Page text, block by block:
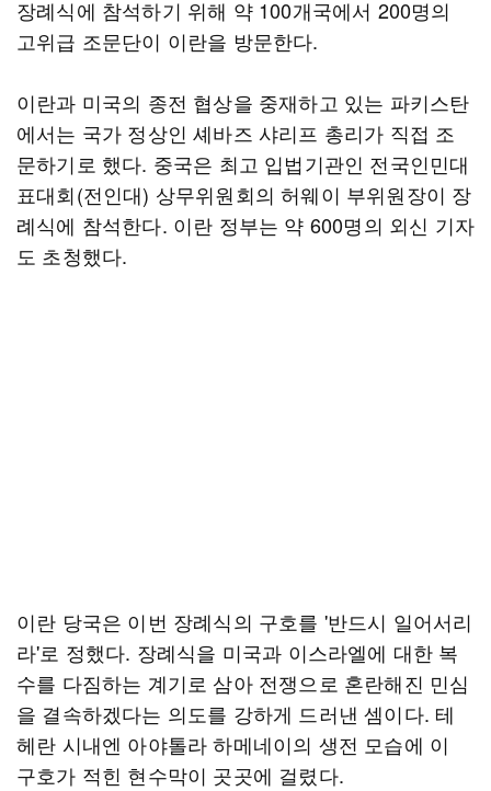
장례식에 참석하기 위해 약 100개국에서 200명의
고위급 조문단이 이란을 방문한다.
이란과 미국의 종전 협상을 중재하고 있는 파키스탄
에서는 국가 정상인 셰바즈 샤리프 총리가 직접 조
문하기로 했다. 중국은 최고 입법기관인 전국인민대
표대회(전인대) 상무위원회의 허웨이 부위원장이 장
례식에 참석한다. 이란 정부는 약 600명의 외신 기자
도 초청했다.
이란 당국은 이번 장례식의 구호를 '반드시 일어서리
라'로 정했다. 장례식을 미국과 이스라엘에 대한 복
수를 다짐하는 계기로 삼아 전쟁으로 혼란해진 민심
을 결속하겠다는 의도를 강하게 드러낸 셈이다. 테
헤란 시내엔 아야톨라 하메네이의 생전 모습에 이
구호가 적힌 현수막이 곳곳에 걸렸다.